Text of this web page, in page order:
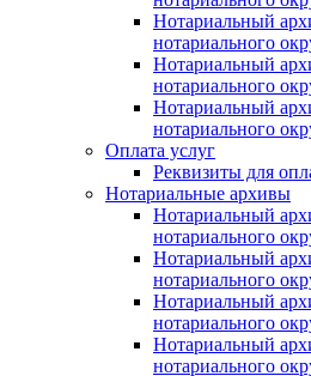
Нотариальный
нотариального
Нотариальный
нотариального
Нотариальный
нотариального
Оплата услуг
Реквизиты для
Нотариальные архивы
Нотариальный
нотариального
Нотариальный
нотариального
Нотариальный
нотариального
Нотариальный
нотариального